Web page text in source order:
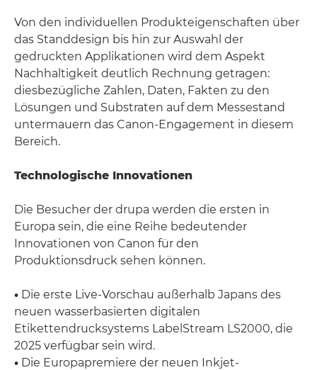
Von den individuellen Produkteigenschaften über
das Standdesign bis hin zur Auswahl der
gedruckten Applikationen wird dem Aspekt
Nachhaltigkeit deutlich Rechnung getragen:
diesbezügliche Zahlen, Daten, Fakten zu den
Lösungen und Substraten auf dem Messestand
untermauern das Canon-Engagement in diesem
Bereich.
Technologische Innovationen
Die Besucher der drupa werden die ersten in
Europa sein, die eine Reihe bedeutender
Innovationen von Canon für den
Produktionsdruck sehen können.
• Die erste Live-Vorschau außerhalb Japans des
neuen wasserbasierten digitalen
Etikettendrucksystems LabelStream LS2000, die
2025 verfügbar sein wird.
• Die Europapremiere der neuen Inkjet-